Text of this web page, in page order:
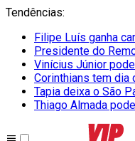
Tendências:
Filipe Luís ganha
Presidente do
Vinícius Júnior pode
Corinthians tem dia
Tapia deixa o São
Thiago Almada